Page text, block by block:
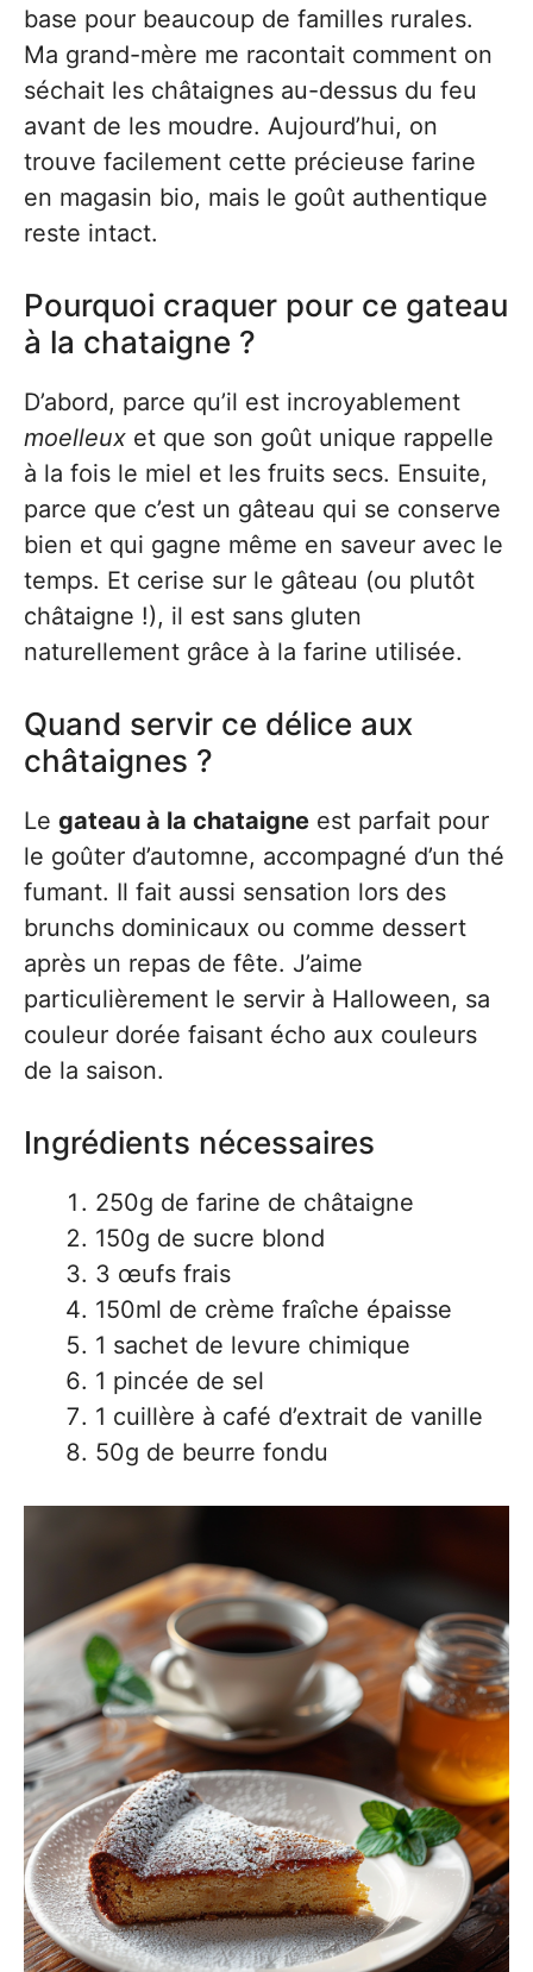
base pour beaucoup de familles rurales.
Ma grand-mère me racontait comment on
séchait les châtaignes au-dessus du feu
avant de les moudre. Aujourd’hui, on
trouve facilement cette précieuse farine
en magasin bio, mais le goût authentique
reste intact.
Pourquoi craquer pour ce gateau
à la chataigne ?
D’abord, parce qu’il est incroyablement
moelleux et que son goût unique rappelle
à la fois le miel et les fruits secs. Ensuite,
parce que c’est un gâteau qui se conserve
bien et qui gagne même en saveur avec le
temps. Et cerise sur le gâteau (ou plutôt
châtaigne !), il est sans gluten
naturellement grâce à la farine utilisée.
Quand servir ce délice aux
châtaignes ?
Le gateau à la chataigne est parfait pour
le goûter d’automne, accompagné d’un thé
fumant. Il fait aussi sensation lors des
brunchs dominicaux ou comme dessert
après un repas de fête. J’aime
particulièrement le servir à Halloween, sa
couleur dorée faisant écho aux couleurs
de la saison.
Ingrédients nécessaires
250g de farine de châtaigne
150g de sucre blond
3 œufs frais
150ml de crème fraîche épaisse
1 sachet de levure chimique
1 pincée de sel
1 cuillère à café d’extrait de vanille
50g de beurre fondu